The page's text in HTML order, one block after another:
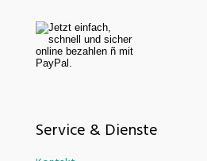
Service & Dienste